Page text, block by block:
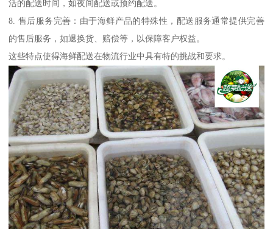
活的配送时间，如夜间配送或预约配送。
8. 售后服务完善：由于海鲜产品的特殊性，配送服务通常提供完善
的售后服务，如退换货、赔偿等，以保障客户权益。
这些特点使得海鲜配送在物流行业中具有特的挑战和要求。